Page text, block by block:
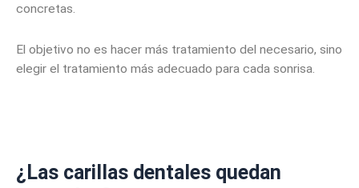
concretas.
El objetivo no es hacer más tratamiento del necesario, sino
elegir el tratamiento más adecuado para cada sonrisa.
¿Las carillas dentales quedan